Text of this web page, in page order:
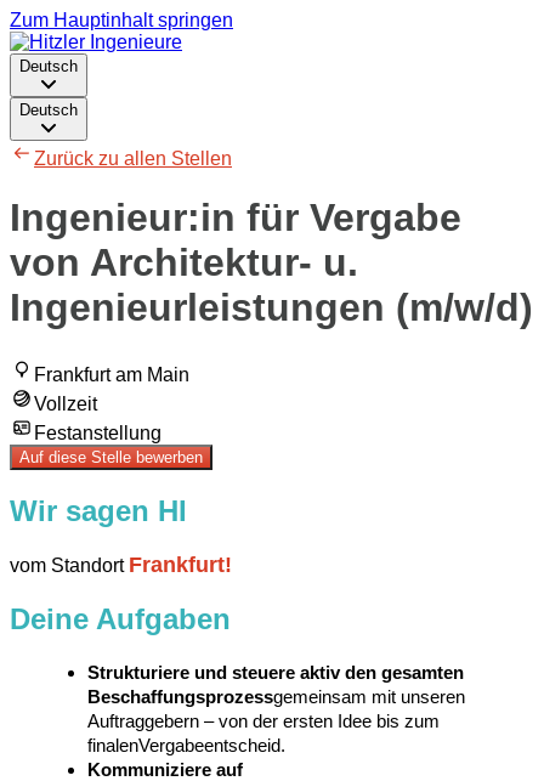
Zum Hauptinhalt springen
Deutsch
Deutsch
Zurück zu allen Stellen
Ingenieur:in für Vergabe
von Architektur- u.
Ingenieurleistungen (m/w/d)
Frankfurt am Main
Vollzeit
Festanstellung
Auf diese Stelle bewerben
Wir sagen HI
vom Standort Frankfurt!
Deine Aufgaben
Strukturiere und steuere aktiv den gesamten
Beschaffungsprozessgemeinsam mit unseren
Auftraggebern – von der ersten Idee bis zum
finalenVergabeentscheid.
Kommuniziere auf